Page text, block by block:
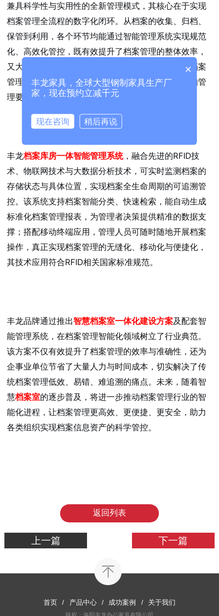
兼具科学性与实用性的全新管理模式，其核心在于实现
档案管理全流程的数字化闭环。从档案的收集、归档、
保管到利用，各个环节均能通过智能管理系统实现规范
化、高效化管控，既有效提升了档案管理的整体效率，
又大幅降低了人工操作成本与失误率，契合《电子档案
管理办法》中对电子档案真实、完整、可用、安全的管
理要求。
丰龙档案库房一体智能管理系统，融合先进的RFID技
术、物联网技术与大数据分析技术，可实时监测档案的
存储状态与具体位置，实现档案全生命周期的可追溯管
控。该系统支持档案智能分类、快速检索，能自动生成
标准化档案管理报表，为管理者决策提供精准的数据支
撑；搭配移动终端应用，管理人员可随时随地开展档案
操作，真正实现档案管理的无缝化、移动化与便捷化，
其技术应用符合RFID相关国家标准规范。
丰龙品牌通过推出智慧档案室一体化建设方案及配套智
能管理系统，在档案管理智能化领域树立了行业典范。
该方案不仅有效提升了档案管理的效率与准确性，还为
企事业单位节省了大量人力与时间成本，切实解决了传
统档案管理低效、易错、难追溯的痛点。未来，随着智
慧档案室的逐步普及，将进一步推动档案管理行业的智
能化进程，让档案管理更高效、更便捷、更安全，助力
各类组织实现档案信息资产的科学管控。
返回列表
上一篇 下一篇
首页 / 产品中心 / 成功案例 / 关于我们
×
丰龙家具，全球大型钢制家具生产厂
家，现在预约立减千元
现在咨询 稍后再说